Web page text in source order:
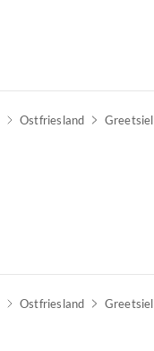
Ostfriesland Greetsiel
Ostfriesland Greetsiel